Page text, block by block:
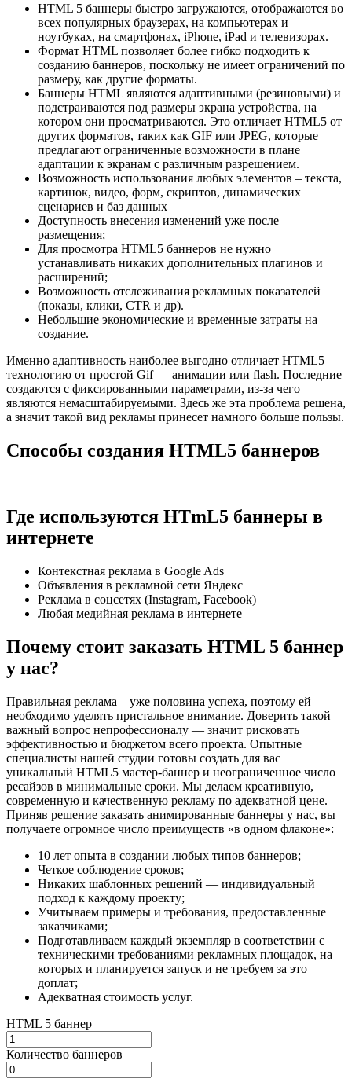
HTML 5 баннеры быстро загружаются, отображаются во
всех популярных браузерах, на компьютерах и
ноутбуках, на смартфонах, iPhone, iPad и телевизорах.
Формат HTML позволяет более гибко подходить к
созданию баннеров, поскольку не имеет ограничений по
размеру, как другие форматы.
Баннеры HTML являются адаптивными (резиновыми) и
подстраиваются под размеры экрана устройства, на
котором они просматриваются. Это отличает HTML5 от
других форматов, таких как GIF или JPEG, которые
предлагают ограниченные возможности в плане
адаптации к экранам с различным разрешением.
Возможность использования любых элементов – текста,
картинок, видео, форм, скриптов, динамических
сценариев и баз данных
Доступность внесения изменений уже после
размещения;
Для просмотра HTML5 баннеров не нужно
устанавливать никаких дополнительных плагинов и
расширений;
Возможность отслеживания рекламных показателей
(показы, клики, CTR и др).
Небольшие экономические и временные затраты на
создание.
Именно адаптивность наиболее выгодно отличает HTML5
технологию от простой Gif — анимации или flash. Последние
создаются с фиксированными параметрами, из-за чего
являются немасштабируемыми. Здесь же эта проблема решена,
а значит такой вид рекламы принесет намного больше пользы.
Способы создания HTML5 баннеров
Где используются HTmL5 баннеры в
интернете
Контекстная реклама в Google Ads
Объявления в рекламной сети Яндекс
Реклама в соцсетях (Instagram, Facebook)
Любая медийная реклама в интернете
Почему стоит заказать HTML 5 баннер
у нас?
Правильная реклама – уже половина успеха, поэтому ей
необходимо уделять пристальное внимание. Доверить такой
важный вопрос непрофессионалу — значит рисковать
эффективностью и бюджетом всего проекта. Опытные
специалисты нашей студии готовы создать для вас
уникальный HTML5 мастер-баннер и неограниченное число
ресайзов в минимальные сроки. Мы делаем креативную,
современную и качественную рекламу по адекватной цене.
Приняв решение заказать анимированные баннеры у нас, вы
получаете огромное число преимуществ «в одном флаконе»:
10 лет опыта в создании любых типов баннеров;
Четкое соблюдение сроков;
Никаких шаблонных решений — индивидуальный
подход к каждому проекту;
Учитываем примеры и требования, предоставленные
заказчиками;
Подготавливаем каждый экземпляр в соответствии с
техническими требованиями рекламных площадок, на
которых и планируется запуск и не требуем за это
доплат;
Адекватная стоимость услуг.
HTML 5 баннер
Количество баннеров